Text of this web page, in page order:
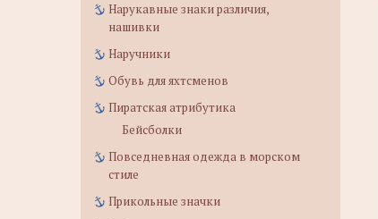
Нарукавные знаки различия,
нашивки
Наручники
Обувь для яхтсменов
Пиратская атрибутика
Бейсболки
Повседневная одежда в морском
стиле
Прикольные значки